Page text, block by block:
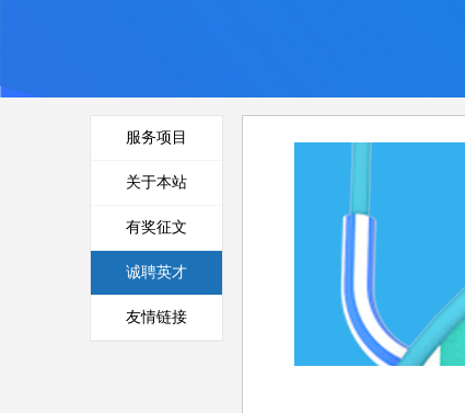
服务项目
关于本站
有奖征文
诚聘英才
友情链接